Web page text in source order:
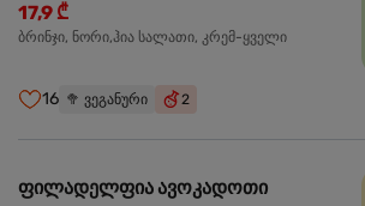
17,9 ₾
ბრინჯი, ნორი,ჰია სალათი, კრემ-ყველი
16 🥦 ვეგანური 2
ფილადელფია ავოკადოთი